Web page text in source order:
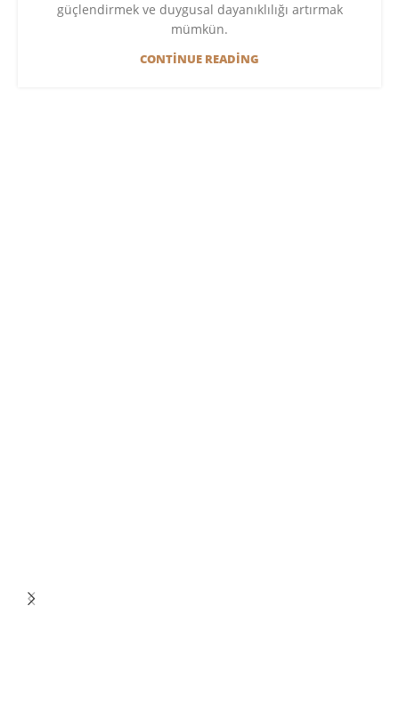
güçlendirmek ve duygusal dayanıklılığı artırmak
mümkün.
CONTINUE READING